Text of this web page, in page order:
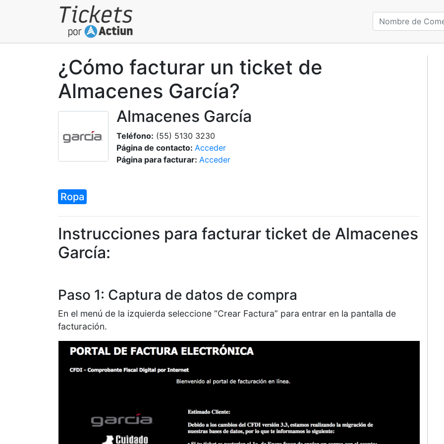
¿Cómo facturar un ticket de
Almacenes García?
Almacenes García
Teléfono: (55) 5130 3230
Página de contacto: Acceder
Página para facturar: Acceder
Ropa
Instrucciones para facturar ticket de Almacenes
García:
Paso 1: Captura de datos de compra
En el menú de la izquierda seleccione “Crear Factura” para entrar en la pantalla de
facturación.